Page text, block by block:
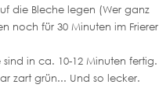
die Bleche legen (Wer ganz
noch für 30 Minuten im Frierer
in ca. 10-12 Minuten fertig.
zart grün... Und so lecker.